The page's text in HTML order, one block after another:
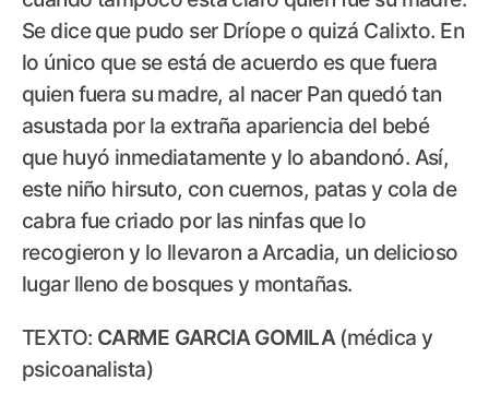
Se dice que pudo ser Dríope o quizá Calixto. En
lo único que se está de acuerdo es que fuera
quien fuera su madre, al nacer Pan quedó tan
asustada por la extraña apariencia del bebé
que huyó inmediatamente y lo abandonó. Así,
este niño hirsuto, con cuernos, patas y cola de
cabra fue criado por las ninfas que lo
recogieron y lo llevaron a Arcadia, un delicioso
lugar lleno de bosques y montañas.
TEXTO: CARME GARCIA GOMILA (médica y
psicoanalista)